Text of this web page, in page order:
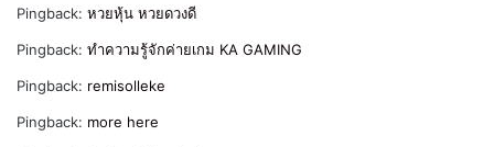
Pingback: หวยหุ้น หวยดวงดี
Pingback: ทำความรู้จักค่ายเกม KA GAMING
Pingback: remisolleke
Pingback: more here